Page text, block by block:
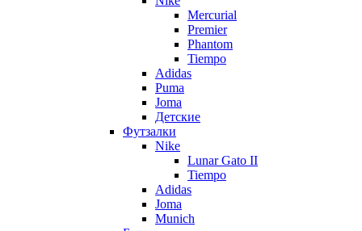
Mercurial
Premier
Phantom
Tiempo
Adidas
Puma
Joma
Детские
Футзалки
Nike
Lunar Gato II
Tiempo
Adidas
Joma
Munich